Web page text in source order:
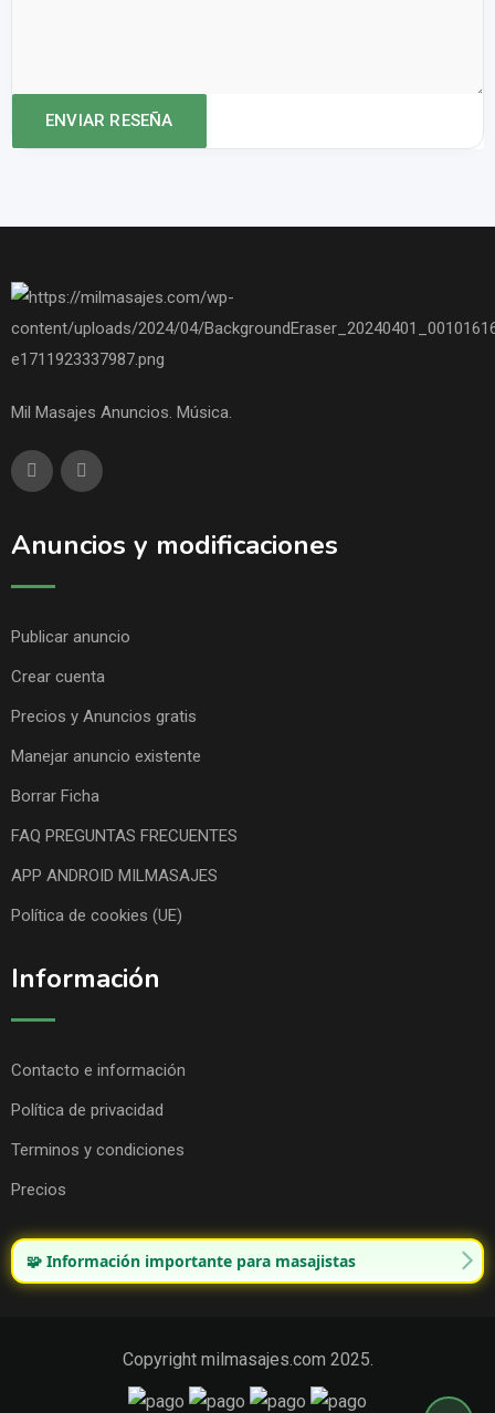
Mil Masajes Anuncios. Música.
Anuncios y modificaciones
Publicar anuncio
Crear cuenta
Precios y Anuncios gratis
Manejar anuncio existente
Borrar Ficha
FAQ PREGUNTAS FRECUENTES
APP ANDROID MILMASAJES
Política de cookies (UE)
Información
Contacto e información
Política de privacidad
Terminos y condiciones
Precios
🧩 Información importante para masajistas
Copyright milmasajes.com 2025.